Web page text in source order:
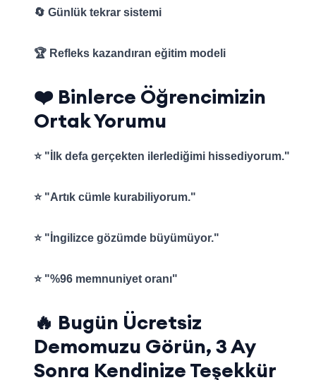
🔄 Günlük tekrar sistemi
🏆 Refleks kazandıran eğitim modeli
❤️ Binlerce Öğrencimizin
Ortak Yorumu
⭐ "İlk defa gerçekten ilerlediğimi hissediyorum."
⭐ "Artık cümle kurabiliyorum."
⭐ "İngilizce gözümde büyümüyor."
⭐ "%96 memnuniyet oranı"
🔥 Bugün Ücretsiz
Demomuzu Görün, 3 Ay
Sonra Kendinize Teşekkür